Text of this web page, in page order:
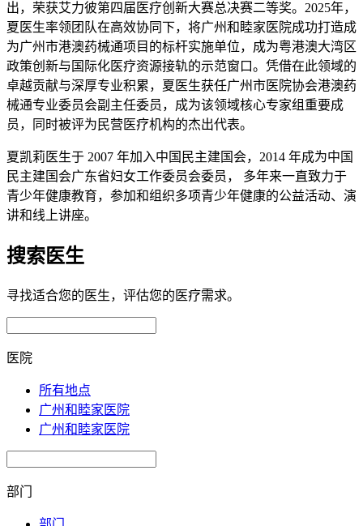
出，荣获艾力彼第四届医疗创新大赛总决赛二等奖。2025年，
夏医生率领团队在高效协同下，将广州和睦家医院成功打造成
为广州市港澳药械通项目的标杆实施单位，成为粤港澳大湾区
政策创新与国际化医疗资源接轨的示范窗口。凭借在此领域的
卓越贡献与深厚专业积累，夏医生获任广州市医院协会港澳药
械通专业委员会副主任委员，成为该领域核心专家组重要成
员，同时被评为民营医疗机构的杰出代表。
夏凯莉医生于 2007 年加入中国民主建国会，2014 年成为中国
民主建国会广东省妇女工作委员会委员， 多年来一直致力于
青少年健康教育，参加和组织多项青少年健康的公益活动、演
讲和线上讲座。
搜索医生
寻找适合您的医生，评估您的医疗需求。
医院
所有地点
广州和睦家医院
广州和睦家医院
部门